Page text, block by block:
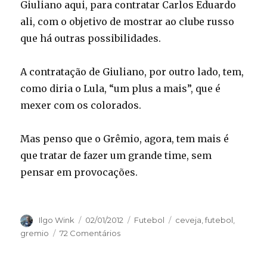
Giuliano aqui, para contratar Carlos Eduardo
ali, com o objetivo de mostrar ao clube russo
que há outras possibilidades.
A contratação de Giuliano, por outro lado, tem,
como diria o Lula, “um plus a mais”, que é
mexer com os colorados.
Mas penso que o Grêmio, agora, tem mais é
que tratar de fazer um grande time, sem
pensar em provocações.
Autor
Ilgo Wink
Publicado
em
02/01/2012 Categorias
Futebol Tags
ceveja,futebol,
gremio
72 Comentários